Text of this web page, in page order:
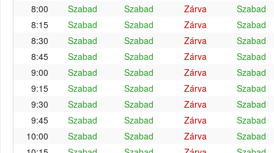
8:00
Szabad Szabad Zárva
Szabad
8:15
Szabad Szabad Zárva
Szabad
8:30
Szabad Szabad Zárva
Szabad
8:45
Szabad Szabad Zárva
Szabad
9:00
Szabad Szabad Zárva
Szabad
9:15
Szabad Szabad Zárva
Szabad
9:30
Szabad Szabad Zárva
Szabad
9:45
Szabad Szabad Zárva
Szabad
10:00
Szabad Szabad Zárva
Szabad